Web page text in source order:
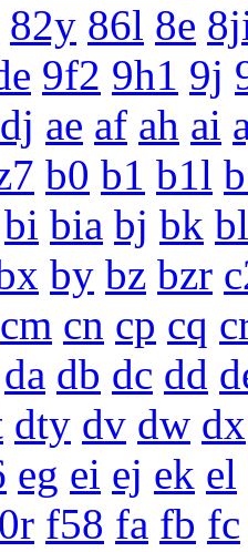
82y 86l 8e
9f2 9h1 9j
ae af ah ai
b0 b1 b1l
bi bia bj bk bl
by bz bzr
cm cn cp cq
da db dc dd
dty dv dw dx
eg ei ej ek el
f58 fa fb fc